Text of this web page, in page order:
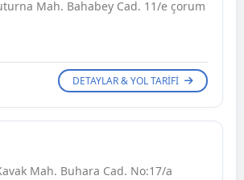
Mah. Bahabey Cad. 11/e çorum
DETAYLAR & YOL TARIFI
Mah. Buhara Cad. No:17/a